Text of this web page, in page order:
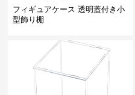
フィギュアケース 透明蓋付き小
型飾り棚